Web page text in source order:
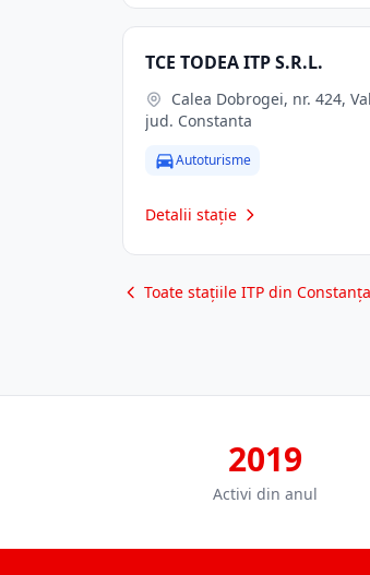
TCE TODEA ITP S.R.L.
jud. Constanta
Autoturisme
Detalii stație
Toate stațiile ITP din Constanța
2019
Activi din anul